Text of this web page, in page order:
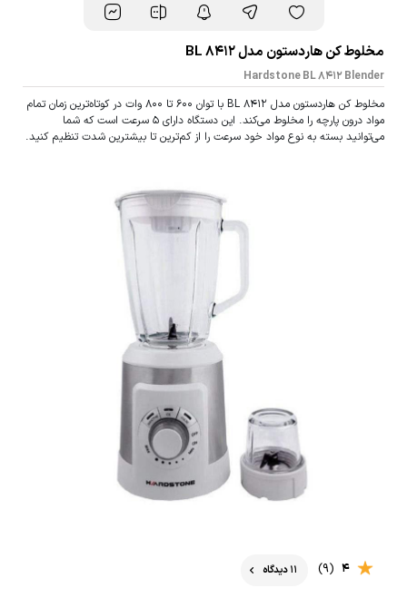
مخلوط کن هاردستون مدل BL 8412
Hardstone BL 8412 Blender
مخلوط کن هاردستون مدل BL 8412 با توان 600 تا 800 وات در کوتاه‌ترین زمان تمام
مواد درون پارچه را مخلوط می‌کند. این دستگاه دارای 5 سرعت است که شما
می‌توانید بسته به نوع مواد خود سرعت را از کم‌ترین تا بیشترین شدت تنظیم کنید.
4
(9) 11 دیدگاه